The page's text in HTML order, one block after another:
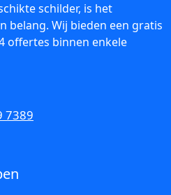
schilder, is het
belang. Wij bieden een gratis
offertes binnen enkele
7389